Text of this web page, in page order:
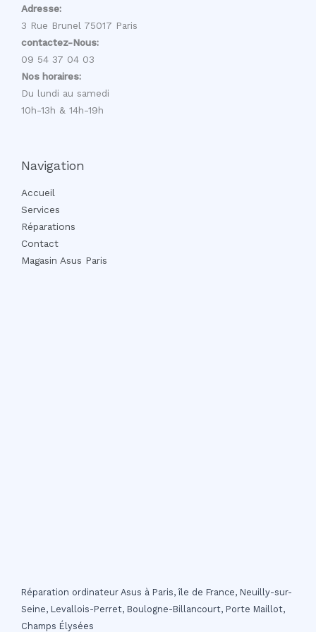
Adresse:
3 Rue Brunel 75017 Paris
contactez-Nous:
09 54 37 04 03
Nos horaires:
Du lundi au samedi
10h-13h & 14h-19h
Navigation
Accueil
Services
Réparations
Contact
Magasin Asus Paris
Réparation ordinateur Asus à Paris, île de France, Neuilly-sur-
Seine, Levallois-Perret, Boulogne-Billancourt, Porte Maillot,
Champs Élysées